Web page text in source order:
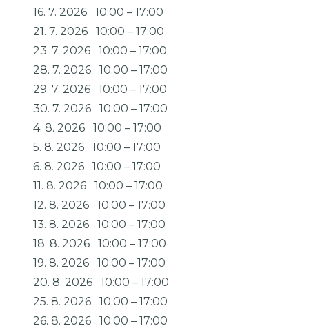
16. 7. 2026
10:00 – 17:00
21. 7. 2026
10:00 – 17:00
23. 7. 2026
10:00 – 17:00
28. 7. 2026
10:00 – 17:00
29. 7. 2026
10:00 – 17:00
30. 7. 2026
10:00 – 17:00
4. 8. 2026
10:00 – 17:00
5. 8. 2026
10:00 – 17:00
6. 8. 2026
10:00 – 17:00
11. 8. 2026
10:00 – 17:00
12. 8. 2026
10:00 – 17:00
13. 8. 2026
10:00 – 17:00
18. 8. 2026
10:00 – 17:00
19. 8. 2026
10:00 – 17:00
20. 8. 2026
10:00 – 17:00
25. 8. 2026
10:00 – 17:00
26. 8. 2026
10:00 – 17:00